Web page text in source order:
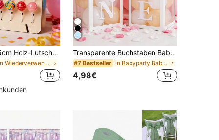
1 Stück 26*35cm Holz-Lutscher-Ständer, wiederverwendbar, geeignet für Baby-Shower, Süßigkeiten/Dessert-Präsentation, 1. Geburtstags-Party Dekoration, Donut-Präsentation Zuhause, Party-Speisen-Serviertablett, Lutscher-Ständer, Gender-Enthüllungs-Party Dekoration, Braut-/Baby-Shower Tischdekoration, Baby-Shower Geschenk, Gender-Enthüllungs-Party Zubehör, Party-Dessert-Tisch, Baby-Shower Dekoration
in Wiederverwendbar Babyparty-Zubehör
Transparente Buchstaben Baby Dusche Box Geburtstag Hochzeit Individuelle Name Ballon Box, Geburtstags Party Dekorationen, Geschlechts Enthüllung, Große Transparente Box, Geburtstags Dekorationen Hintergrund, Dekorationen für Feiertags Party Dekorationen, Heim Dekoration, Kamin Dekoration, Baby Dusche Boxen, Hintergrund Fotografie Requisiten
#7 Bestseller in Babyparty Babyparty-Zubehör
4,98€